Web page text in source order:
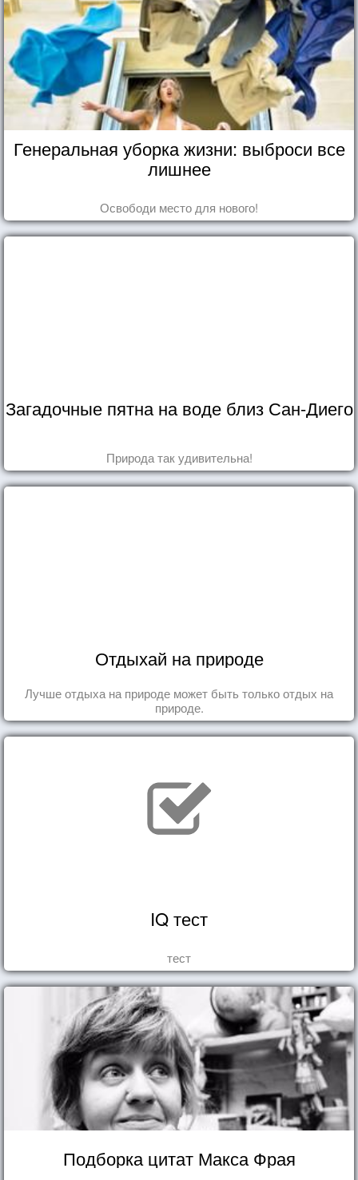
Генеральная уборка жизни: выброси все
лишнее
Освободи место для нового!
Загадочные пятна на воде близ Сан-Диего
Природа так удивительна!
Отдыхай на природе
Лучше отдыха на природе может быть только отдых на
природе.
IQ тест
тест
Подборка цитат Макса Фрая